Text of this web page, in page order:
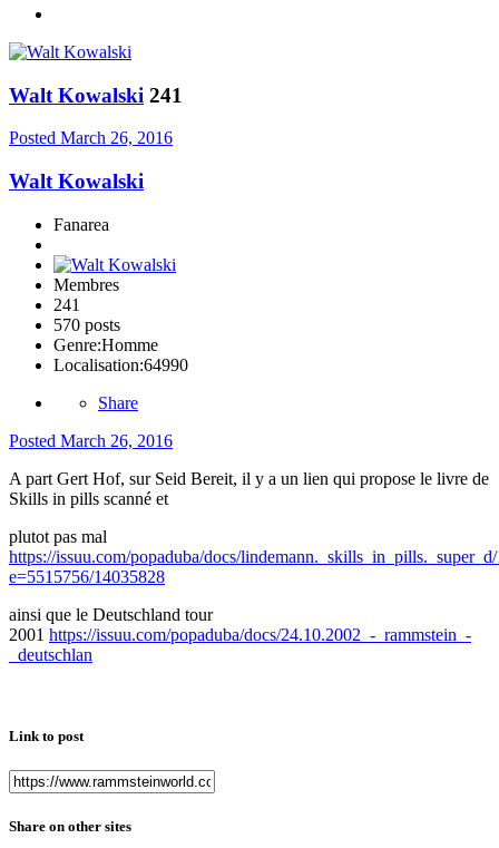
Walt Kowalski 241
Posted March 26, 2016
Walt Kowalski
Fanarea
Membres
241
570 posts
Genre:Homme
Localisation:64990
Share
Posted March 26, 2016
A part Gert Hof, sur Seid Bereit, il y a un lien qui propose le livre de
Skills in pills scanné et
plutot pas mal
https://issuu.com/popaduba/docs/
e=5515756/14035828
ainsi que le Deutschland tour
2001 https://issuu.com/popaduba/docs/24.10.2002_-_rammstein_-
_deutschlan
Link to post
Share on other sites